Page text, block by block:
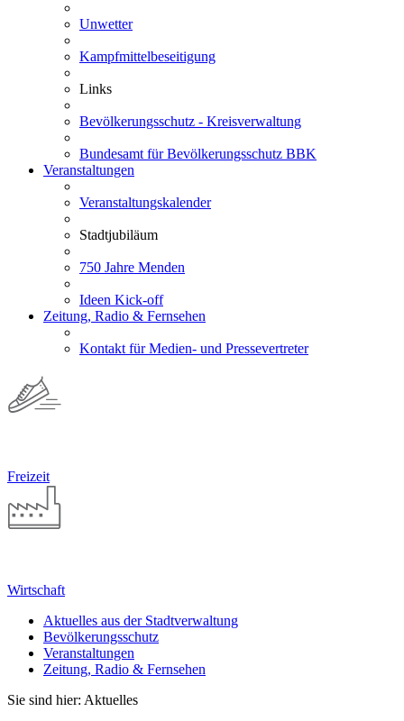
Unwetter
Kampfmittelbeseitigung
Links
Bevölkerungsschutz - Kreisverwaltung
Bundesamt für Bevölkerungsschutz BBK
Veranstaltungen
Veranstaltungskalender
Stadtjubiläum
750 Jahre Menden
Ideen Kick-off
Zeitung, Radio & Fernsehen
Kontakt für Medien- und Pressevertreter
Freizeit
Wirtschaft
Aktuelles aus der Stadtverwaltung
Bevölkerungsschutz
Veranstaltungen
Zeitung, Radio & Fernsehen
Sie sind hier: Aktuelles